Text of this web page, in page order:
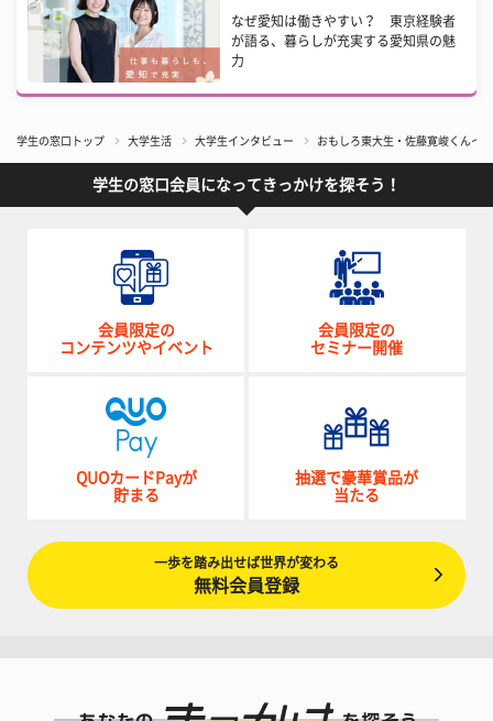
なぜ愛知は働きやすい？ 東京経験者
が語る、暮らしが充実する愛知県の魅
力
学生の窓口トップ 大学生活 大学生インタビュー おもしろ東大生・佐藤寛峻くんイ
学生の窓口会員になってきっかけを探そう！
会員限定の
コンテンツやイベント
会員限定の
セミナー開催
QUOカードPayが
貯まる
抽選で豪華賞品が
当たる
一歩を踏み出せば世界が変わる
無料会員登録